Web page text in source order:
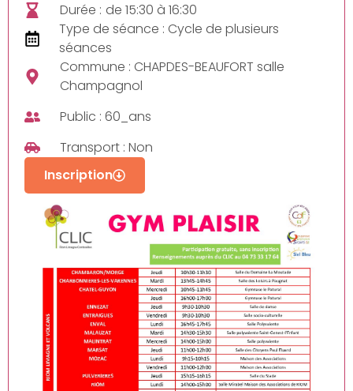
Durée : de 15:30 à 16:30
Type de séance : Cycle de plusieurs
séances
Commune : CHAPDES-BEAUFORT salle
Champagnol
Public : 60_ans
Transport : Non
Inscription